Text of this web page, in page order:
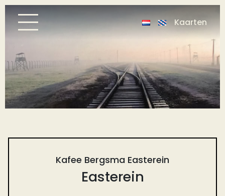
Kaarten
Kafee Bergsma Easterein
Easterein